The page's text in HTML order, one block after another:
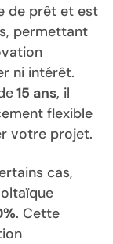
de prêt et est
permettant
ni intérêt.
15 ans, il
flexible
votre projet.
cas,
. Cette